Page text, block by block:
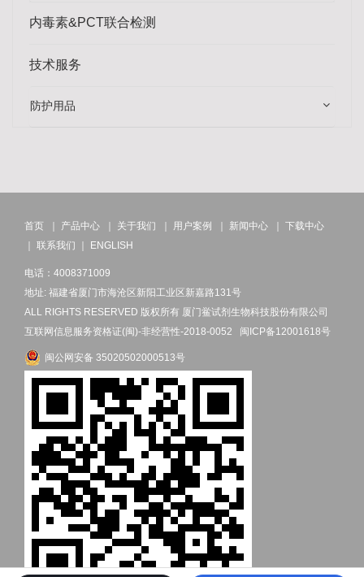
内毒素&PCT联合检测
技术服务
防护用品
首页 产品中心 关于我们 用户案例 新闻中心
下载中心
联系我们 ENGLISH
电话：4008371009
地址: 福建省厦门市海沧区新阳工业区新嘉路131号
ALL RIGHTS RESERVED 版权所有 厦门鲎试剂生物科技股份有限公司
互联网信息服务资格证(闽)-非经营性-2018-0052 闽ICP备12001618号
闽公网安备 35020502000513号